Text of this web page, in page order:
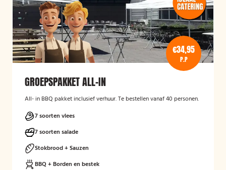
€34,95
P.P
GROEPSPAKKET ALL-IN
All- in BBQ pakket inclusief verhuur. Te bestellen vanaf 40 personen.
7 soorten vlees
7 soorten salade
Stokbrood + Sauzen
BBQ + Borden en bestek